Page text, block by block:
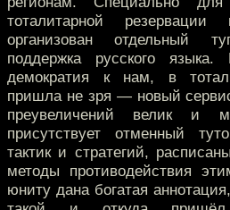
тоталитарной
организован отдельный
поддержка русского
демократия к нам, в
пришла не зря — новый
преувеличений велик и
присутствует отменный
тактик и стратегий,
методы противодействия
юниту дана богатая